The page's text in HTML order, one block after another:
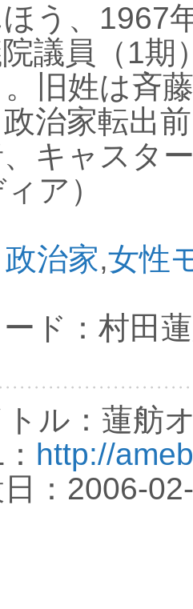
う、1967
議員（1期
旧姓は斉
治家転出
キャスタ
ア）
政治家,女性
ド：村田
ル：蓮舫
http://
：2006-